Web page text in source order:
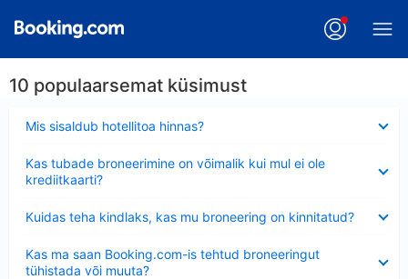
10 populaarsemat küsimust
Mis sisaldub hotellitoa hinnas?
Kas tubade broneerimine on võimalik kui mul ei ole
krediitkaarti?
Kuidas teha kindlaks, kas mu broneering on kinnitatud?
Kas ma saan Booking.com-is tehtud broneeringut
tühistada või muuta?